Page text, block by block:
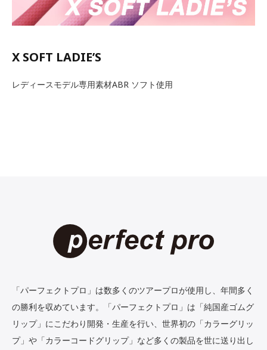
X SOFT LADIE’S
レディースモデル専用素材ABR ソフト使用
「パーフェクトプロ」は数多くのツアープロが使用し、年間多く
の勝利を収めています。「パーフェクトプロ」は「純国産ゴムグ
リップ」にこだわり開発・生産を行い、世界初の「カラーグリッ
プ」や「カラーコードグリップ」など多くの製品を世に送り出し